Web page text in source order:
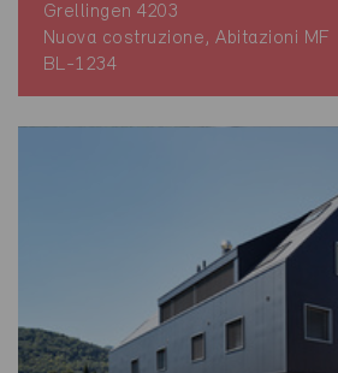
Grellingen 4203
Nuova costruzione, Abitazioni MF
BL-1234